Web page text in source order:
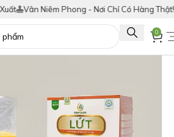
Vân Niêm Phong - Nơi Chỉ Có Hàng Thật!
0